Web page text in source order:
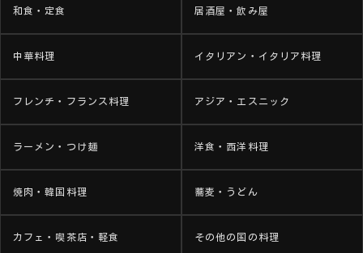
和食・定食 居酒屋・飲み屋
中華料理 イタリアン・イタリア料理
フレンチ・フランス料理 アジア・エスニック
ラーメン・つけ麺 洋食・西洋料理
焼肉・韓国料理 蕎麦・うどん
カフェ・喫茶店・軽食 その他の国の料理